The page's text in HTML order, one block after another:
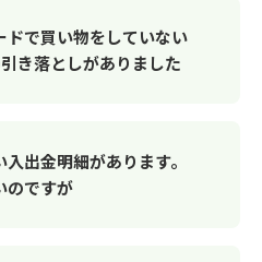
で買い物をしていない
き落としがありました
出金明細があります。
のですが